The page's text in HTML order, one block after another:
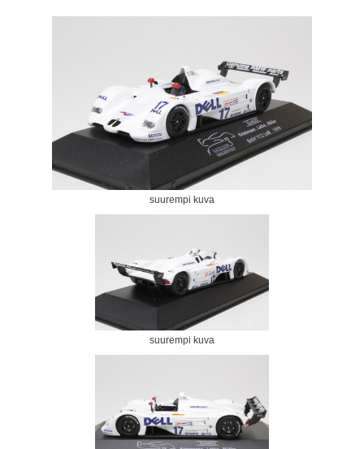
suurempi kuva
suurempi kuva